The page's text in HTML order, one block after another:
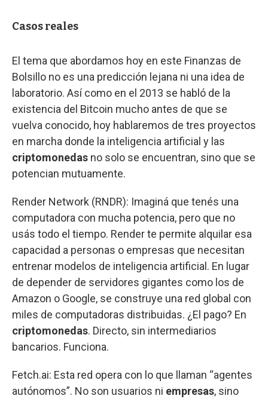
Casos reales
El tema que abordamos hoy en este Finanzas de
Bolsillo no es una predicción lejana ni una idea de
laboratorio. Así como en el 2013 se habló de la
existencia del Bitcoin mucho antes de que se
vuelva conocido, hoy hablaremos de tres proyectos
en marcha donde la inteligencia artificial y las
criptomonedas no solo se encuentran, sino que se
potencian mutuamente.
Render Network (RNDR): Imaginá que tenés una
computadora con mucha potencia, pero que no
usás todo el tiempo. Render te permite alquilar esa
capacidad a personas o empresas que necesitan
entrenar modelos de inteligencia artificial. En lugar
de depender de servidores gigantes como los de
Amazon o Google, se construye una red global con
miles de computadoras distribuidas. ¿El pago? En
criptomonedas. Directo, sin intermediarios
bancarios. Funciona.
Fetch.ai: Esta red opera con lo que llaman “agentes
autónomos”. No son usuarios ni empresas, sino